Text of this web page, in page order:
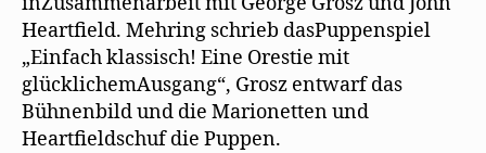
Heartfield. Mehring schrieb dasPuppenspiel
„Einfach klassisch! Eine Orestie mit
glücklichemAusgang“, Grosz entwarf das
Bühnenbild und die Marionetten und
Heartfieldschuf die Puppen.